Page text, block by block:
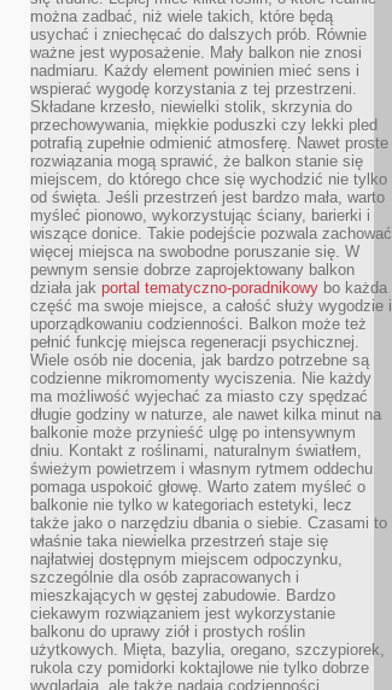
można zadbać, niż wiele takich, które będą
usychać i zniechęcać do dalszych prób. Równie
ważne jest wyposażenie. Mały balkon nie znosi
nadmiaru. Każdy element powinien mieć sens i
wspierać wygodę korzystania z tej przestrzeni.
Składane krzesło, niewielki stolik, skrzynia do
przechowywania, miękkie poduszki czy lekki pled
potrafią zupełnie odmienić atmosferę. Nawet proste
rozwiązania mogą sprawić, że balkon stanie się
miejscem, do którego chce się wychodzić nie tylko
od święta. Jeśli przestrzeń jest bardzo mała, warto
myśleć pionowo, wykorzystując ściany, barierki i
wiszące donice. Takie podejście pozwala zachować
więcej miejsca na swobodne poruszanie się. W
pewnym sensie dobrze zaprojektowany balkon
działa jak portal tematyczno-poradnikowy bo każda
część ma swoje miejsce, a całość służy wygodzie i
uporządkowaniu codzienności. Balkon może też
pełnić funkcję miejsca regeneracji psychicznej.
Wiele osób nie docenia, jak bardzo potrzebne są
codzienne mikromomenty wyciszenia. Nie każdy
ma możliwość wyjechać za miasto czy spędzać
długie godziny w naturze, ale nawet kilka minut na
balkonie może przynieść ulgę po intensywnym
dniu. Kontakt z roślinami, naturalnym światłem,
świeżym powietrzem i własnym rytmem oddechu
pomaga uspokoić głowę. Warto zatem myśleć o
balkonie nie tylko w kategoriach estetyki, lecz
także jako o narzędziu dbania o siebie. Czasami to
właśnie taka niewielka przestrzeń staje się
najłatwiej dostępnym miejscem odpoczynku,
szczególnie dla osób zapracowanych i
mieszkających w gęstej zabudowie. Bardzo
ciekawym rozwiązaniem jest wykorzystanie
balkonu do uprawy ziół i prostych roślin
użytkowych. Mięta, bazylia, oregano, szczypiorek,
rukola czy pomidorki koktajlowe nie tylko dobrze
wyglądają, ale także nadają codzienności